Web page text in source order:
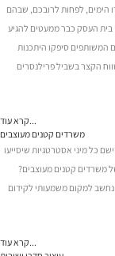
הימים, לפחות לרובכם, שבהם
העסק כבר ממעטים להגיע
המשותפים סיפקו היתכנות
הקצר בשביל פרילנסרים
קרא עוד...
משרדים קטנים מעוצבים
כל מיני אסטרטגיות שיסייעו
קטנים מעוצבים?
למקום משמעותי לקידום
קרא עוד...